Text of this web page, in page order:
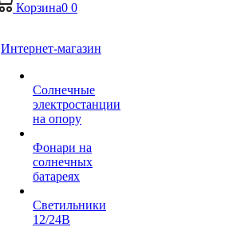
Корзина0 0
Интернет-магазин
Солнечные
электростанции
на опору
Фонари на
солнечных
батареях
Светильники
12/24В